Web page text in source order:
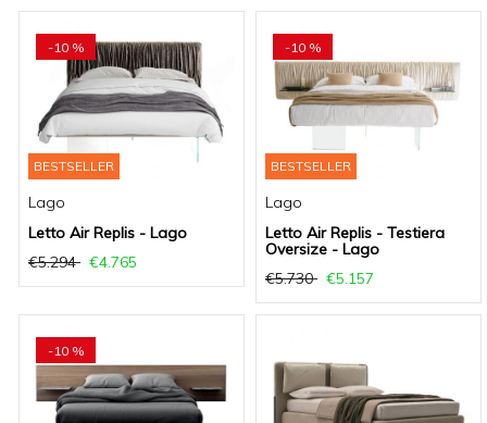
-10 %
BESTSELLER
Lago
Letto Air Replis - Lago
€5.294
€4.765
-10 %
BESTSELLER
Lago
Letto Air Replis - Testiera
Oversize - Lago
€5.730
€5.157
-10 %